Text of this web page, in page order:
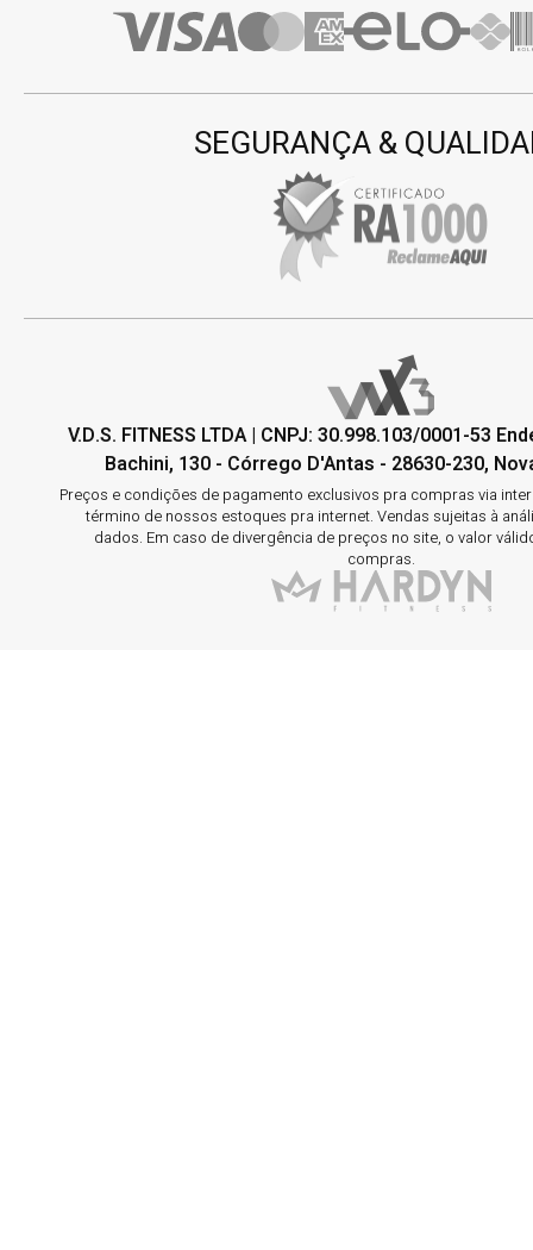
SEGURANÇA &
V.D.S. FITNESS LTDA | CNPJ: 30.998.103/0001-53
Bachini, 130 - Córrego D'Antas - 28630-230,
Preços e condições de pagamento exclusivos pra compras via
término de nossos estoques pra internet. Vendas sujeitas à
dados. Em caso de divergência de preços no site, o valor
compras.